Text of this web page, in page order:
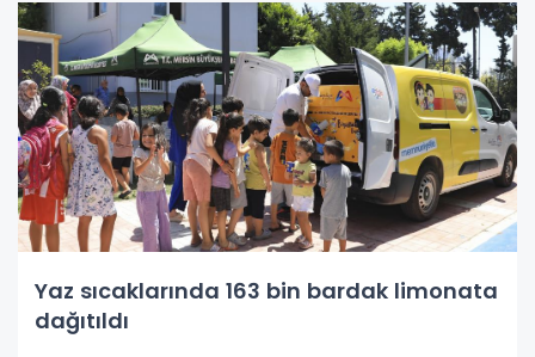
Yaz sıcaklarında 163 bin bardak limonata
dağıtıldı